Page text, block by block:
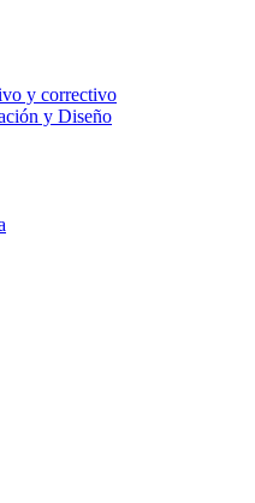
y correctivo
y Diseño